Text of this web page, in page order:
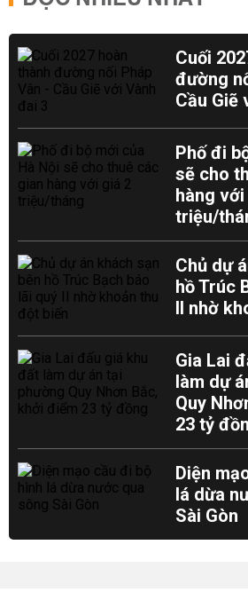
Cuối
đường
Cầu Giẽ
Phố đi
sẽ cho
hàng
triệu/
Chủ dự
hồ Trúc
II nhờ
Gia Lai
làm dự
Quy
23 tỷ
Diện
lá dừa
Sài Gòn